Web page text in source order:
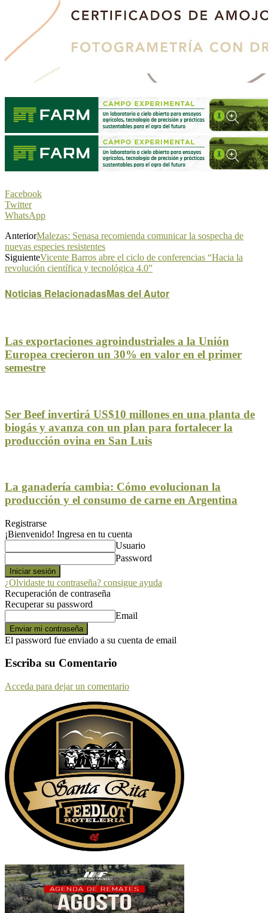
Facebook
Twitter
WhatsApp
AnteriorMalezas: Senasa recomienda comunicar la sospecha de
nuevas especies resistentes
SiguienteVicente Barros abre el ciclo de conferencias “Hacia la
revolución científica y tecnológica 4.0”
Noticias RelacionadasMas del Autor
Las exportaciones agroindustriales a la Unión
Europea crecieron un 30% en valor en el primer
semestre
Ser Beef invertirá US$10 millones en una planta de
biogás y avanza con un plan para fortalecer la
producción ovina en San Luis
La ganadería cambia: Cómo evolucionan la
producción y el consumo de carne en Argentina
Registrarse
¡Bienvenido! Ingresa en tu cuenta
Usuario
Password
¿Olvidaste tu contraseña? consigue ayuda
Recuperación de contraseña
Recuperar su password
Email
El password fue enviado a su cuenta de email
Escriba su Comentario
Acceda para dejar un comentario